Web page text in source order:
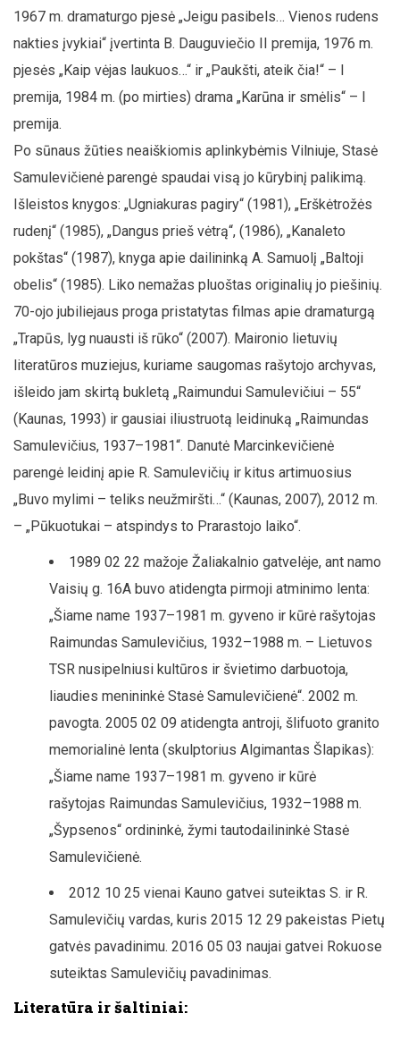
1967 m. dramaturgo pjesė „Jeigu pasibels… Vienos rudens
nakties įvykiai“ įvertinta B. Dauguviečio II premija, 1976 m.
pjesės „Kaip vėjas laukuos…“ ir „Paukšti, ateik čia!“ – I
premija, 1984 m. (po mirties) drama „Karūna ir smėlis“ – I
premija.
Po sūnaus žūties neaiškiomis aplinkybėmis Vilniuje, Stasė
Samulevičienė parengė spaudai visą jo kūrybinį palikimą.
Išleistos knygos: „Ugniakuras pagiry“ (1981), „Erškėtrožės
rudenį“ (1985), „Dangus prieš vėtrą“, (1986), „Kanaleto
pokštas“ (1987), knyga apie dailininką A. Samuolį „Baltoji
obelis“ (1985). Liko nemažas pluoštas originalių jo piešinių.
70-ojo jubiliejaus proga pristatytas filmas apie dramaturgą
„Trapūs, lyg nuausti iš rūko“ (2007). Maironio lietuvių
literatūros muziejus, kuriame saugomas rašytojo archyvas,
išleido jam skirtą bukletą „Raimundui Samulevičiui – 55“
(Kaunas, 1993) ir gausiai iliustruotą leidinuką „Raimundas
Samulevičius, 1937–1981“. Danutė Marcinkevičienė
parengė leidinį apie R. Samulevičių ir kitus artimuosius
„Buvo mylimi – teliks neužmiršti…“ (Kaunas, 2007), 2012 m.
– „Pūkuotukai – atspindys to Prarastojo laiko“.
1989 02 22 mažoje Žaliakalnio gatvelėje, ant namo
Vaisių g. 16A buvo atidengta pirmoji atminimo lenta:
„Šiame name 1937–1981 m. gyveno ir kūrė rašytojas
Raimundas Samulevičius, 1932–1988 m. – Lietuvos
TSR nusipelniusi kultūros ir švietimo darbuotoja,
liaudies menininkė Stasė Samulevičienė“. 2002 m.
pavogta. 2005 02 09 atidengta antroji, šlifuoto granito
memorialinė lenta (skulptorius Algimantas Šlapikas):
„Šiame name 1937–1981 m. gyveno ir kūrė
rašytojas Raimundas Samulevičius, 1932–1988 m.
„Šypsenos“ ordininkė, žymi tautodailininkė Stasė
Samulevičienė.
2012 10 25 vienai Kauno gatvei suteiktas S. ir R.
Samulevičių vardas, kuris 2015 12 29 pakeistas Pietų
gatvės pavadinimu. 2016 05 03 naujai gatvei Rokuose
suteiktas Samulevičių pavadinimas.
Literatūra ir šaltiniai: